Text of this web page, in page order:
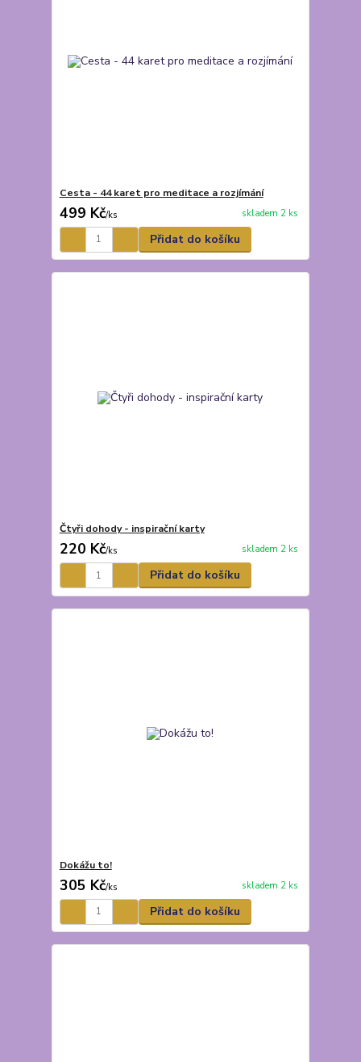
Cesta - 44 karet pro meditace a rozjímání
499 Kč/ks skladem 2 ks
Přidat do košíku
Čtyři dohody - inspirační karty
220 Kč/ks skladem 2 ks
Přidat do košíku
Dokážu to!
305 Kč/ks skladem 2 ks
Přidat do košíku